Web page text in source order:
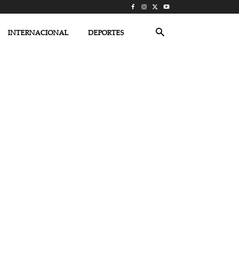
INTERNACIONAL DEPORTES